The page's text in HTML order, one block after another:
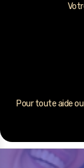
Pour toute aide